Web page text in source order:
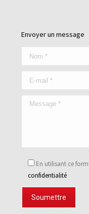
Envoyer un message
En utilisant ce
confidentialité